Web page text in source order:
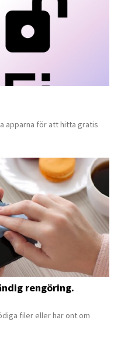
apparna för att hitta gratis
rengöring.
filer eller har ont om